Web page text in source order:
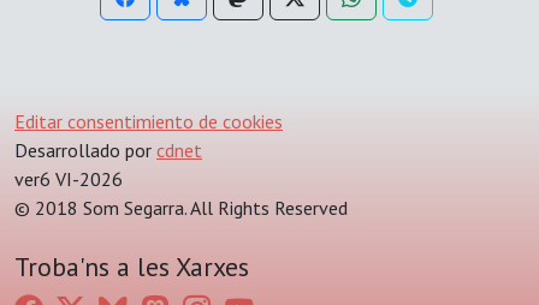
Editar consentimiento de cookies
Desarrollado por cdnet
ver6 VI-2026
© 2018 Som Segarra. All Rights Reserved
Troba'ns a les Xarxes